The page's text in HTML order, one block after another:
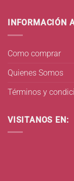
INFORMACIÓN
Como comprar
Quienes Somos
Términos y
VISITANOS EN: